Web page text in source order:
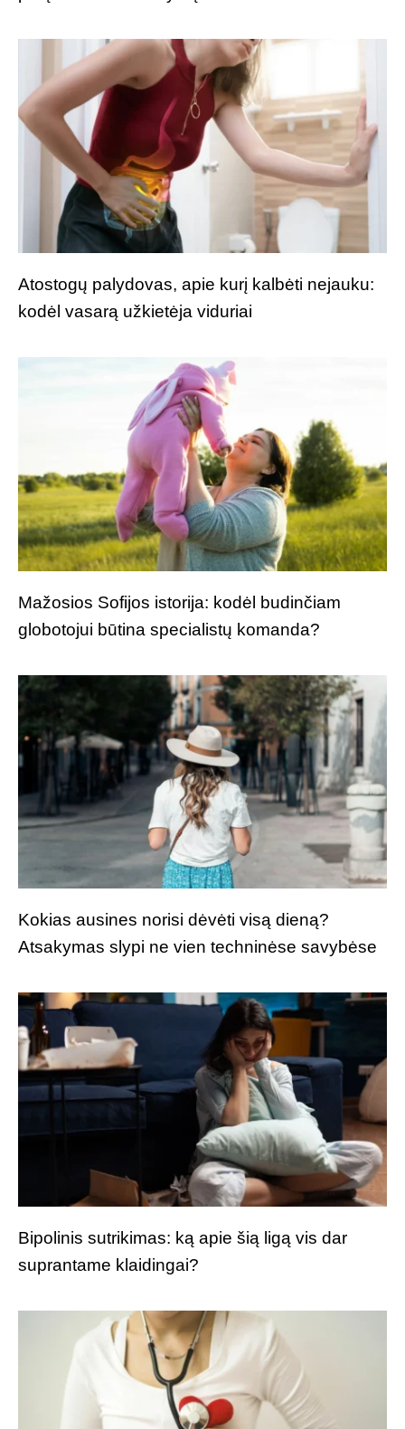
Atostogų palydovas, apie kurį kalbėti nejauku:
kodėl vasarą užkietėja viduriai
Mažosios Sofijos istorija: kodėl budinčiam
globotojui būtina specialistų komanda?
Kokias ausines norisi dėvėti visą dieną?
Atsakymas slypi ne vien techninėse savybėse
Bipolinis sutrikimas: ką apie šią ligą vis dar
suprantame klaidingai?